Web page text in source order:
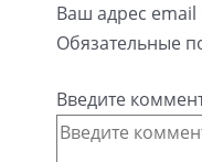
Ваш адрес email
Обязательные
Введите